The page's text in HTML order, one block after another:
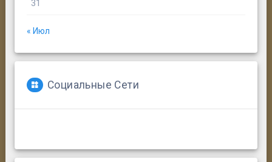
31
« Июл
Социальные Сети